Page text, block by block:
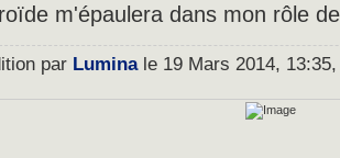
m'épaulera dans mon rôle
par Luminale 19 Mars 2014,